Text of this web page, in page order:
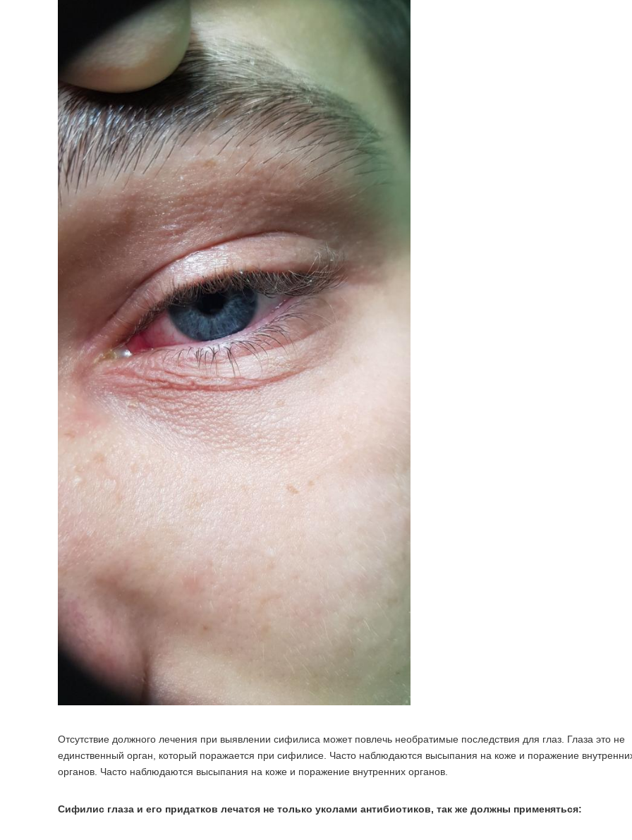
Отсутствие должного лечения при выявлении сифилиса может повлечь необратимые последствия для глаз. Глаза это не
единственный орган, который поражается при сифилисе. Часто наблюдаются высыпания на коже и поражение
органов. Часто наблюдаются высыпания на коже и поражение внутренних органов.
Сифилис глаза и его придатков лечатся не только уколами антибиотиков, так же должны применяться: